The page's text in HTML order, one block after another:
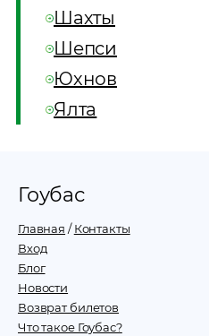
Шахты
Шепси
Юхнов
Ялта
Гоубас
Главная /Контакты
Вход
Блог
Новости
Возврат билетов
Что такое Гоубас?